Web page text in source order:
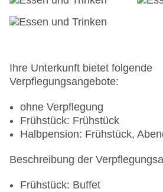
Gebäudeanzahl: 1, Etagen: 5,
Ihre Unterkunft bietet folgende
Verpflegungsangebote:
ohne Verpflegung
Frühstück: Frühstück
Halbpension: Frühstück,
Beschreibung der
Frühstück: Buffet